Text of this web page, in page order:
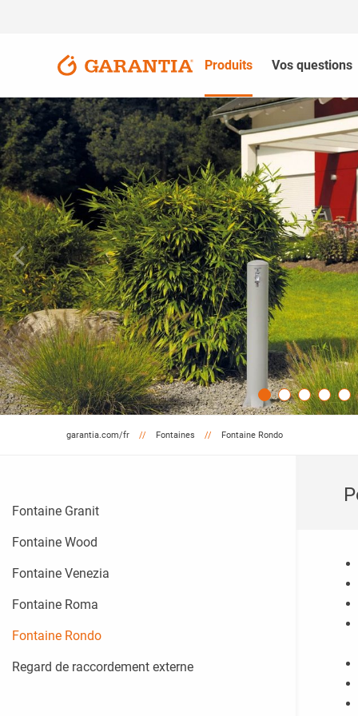
Produits Vos questions
garantia.com/fr Fontaines Fontaine Rondo
Fontaine Granit
Fontaine Wood
Fontaine Venezia
Fontaine Roma
Fontaine Rondo
Regard de raccordement externe